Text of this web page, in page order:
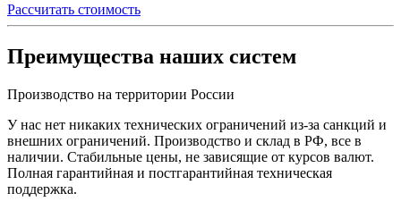
Рассчитать стоимость
Преимущества наших систем
Производство на территории России
У нас нет никаких технических ограничений из-за санкций и
внешних ограничений. Производство и склад в РФ, все в
наличии. Стабильные цены, не зависящие от курсов валют.
Полная гарантийная и постгарантийная техническая
поддержка.